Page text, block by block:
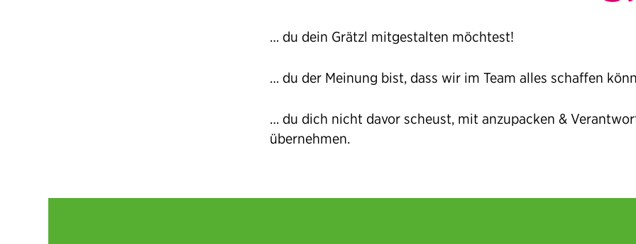
… du dein Grätzl mitgestalten möchtest!
… du der Meinung bist, dass wir im Team alles schaffen
… du dich nicht davor scheust, mit anzupacken &
übernehmen.